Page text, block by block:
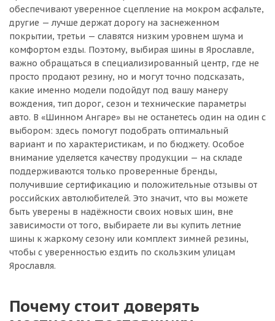
обеспечивают уверенное сцепление на мокром асфальте,
другие — лучше держат дорогу на заснеженном
покрытии, третьи — славятся низким уровнем шума и
комфортом езды. Поэтому, выбирая шины в Ярославле,
важно обращаться в специализированный центр, где не
просто продают резину, но и могут точно подсказать,
какие именно модели подойдут под вашу манеру
вождения, тип дорог, сезон и технические параметры
авто. В «Шинном Ангаре» вы не останетесь один на один с
выбором: здесь помогут подобрать оптимальный
вариант и по характеристикам, и по бюджету. Особое
внимание уделяется качеству продукции — на складе
поддерживаются только проверенные бренды,
получившие сертификацию и положительные отзывы от
российских автолюбителей. Это значит, что вы можете
быть уверены в надёжности своих новых шин, вне
зависимости от того, выбираете ли вы купить летние
шины к жаркому сезону или комплект зимней резины,
чтобы с уверенностью ездить по скользким улицам
Ярославля.
Почему стоит доверять